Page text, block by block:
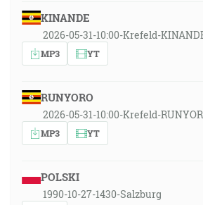
KINANDE
2026-05-31-10:00-Krefeld-
MP3 YT
RUNYORO
2026-05-31-10:00-Krefeld-
MP3 YT
POLSKI
1990-10-27-1430-Salzburg